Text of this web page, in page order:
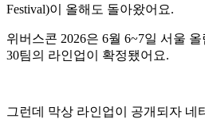
Festival)이 올해도 돌아왔어요.
위버스콘 2026은 6월 6~7일 서울
30팀의 라인업이 확정됐어요.
그런데 막상 라인업이 공개되자 네